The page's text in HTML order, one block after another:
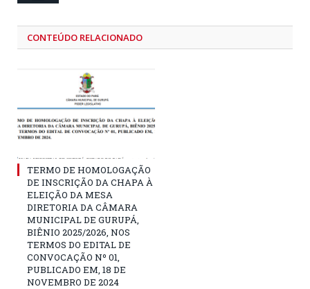
CONTEÚDO RELACIONADO
TERMO DE HOMOLOGAÇÃO
DE INSCRIÇÃO DA CHAPA À
ELEIÇÃO DA MESA
DIRETORIA DA CÂMARA
MUNICIPAL DE GURUPÁ,
BIÊNIO 2025/2026, NOS
TERMOS DO EDITAL DE
CONVOCAÇÃO Nº 01,
PUBLICADO EM, 18 DE
NOVEMBRO DE 2024